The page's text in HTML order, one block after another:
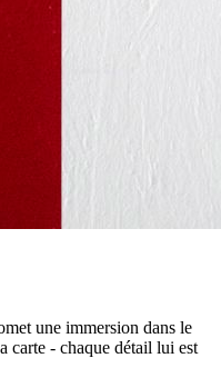
une immersion dans le
carte - chaque détail lui est